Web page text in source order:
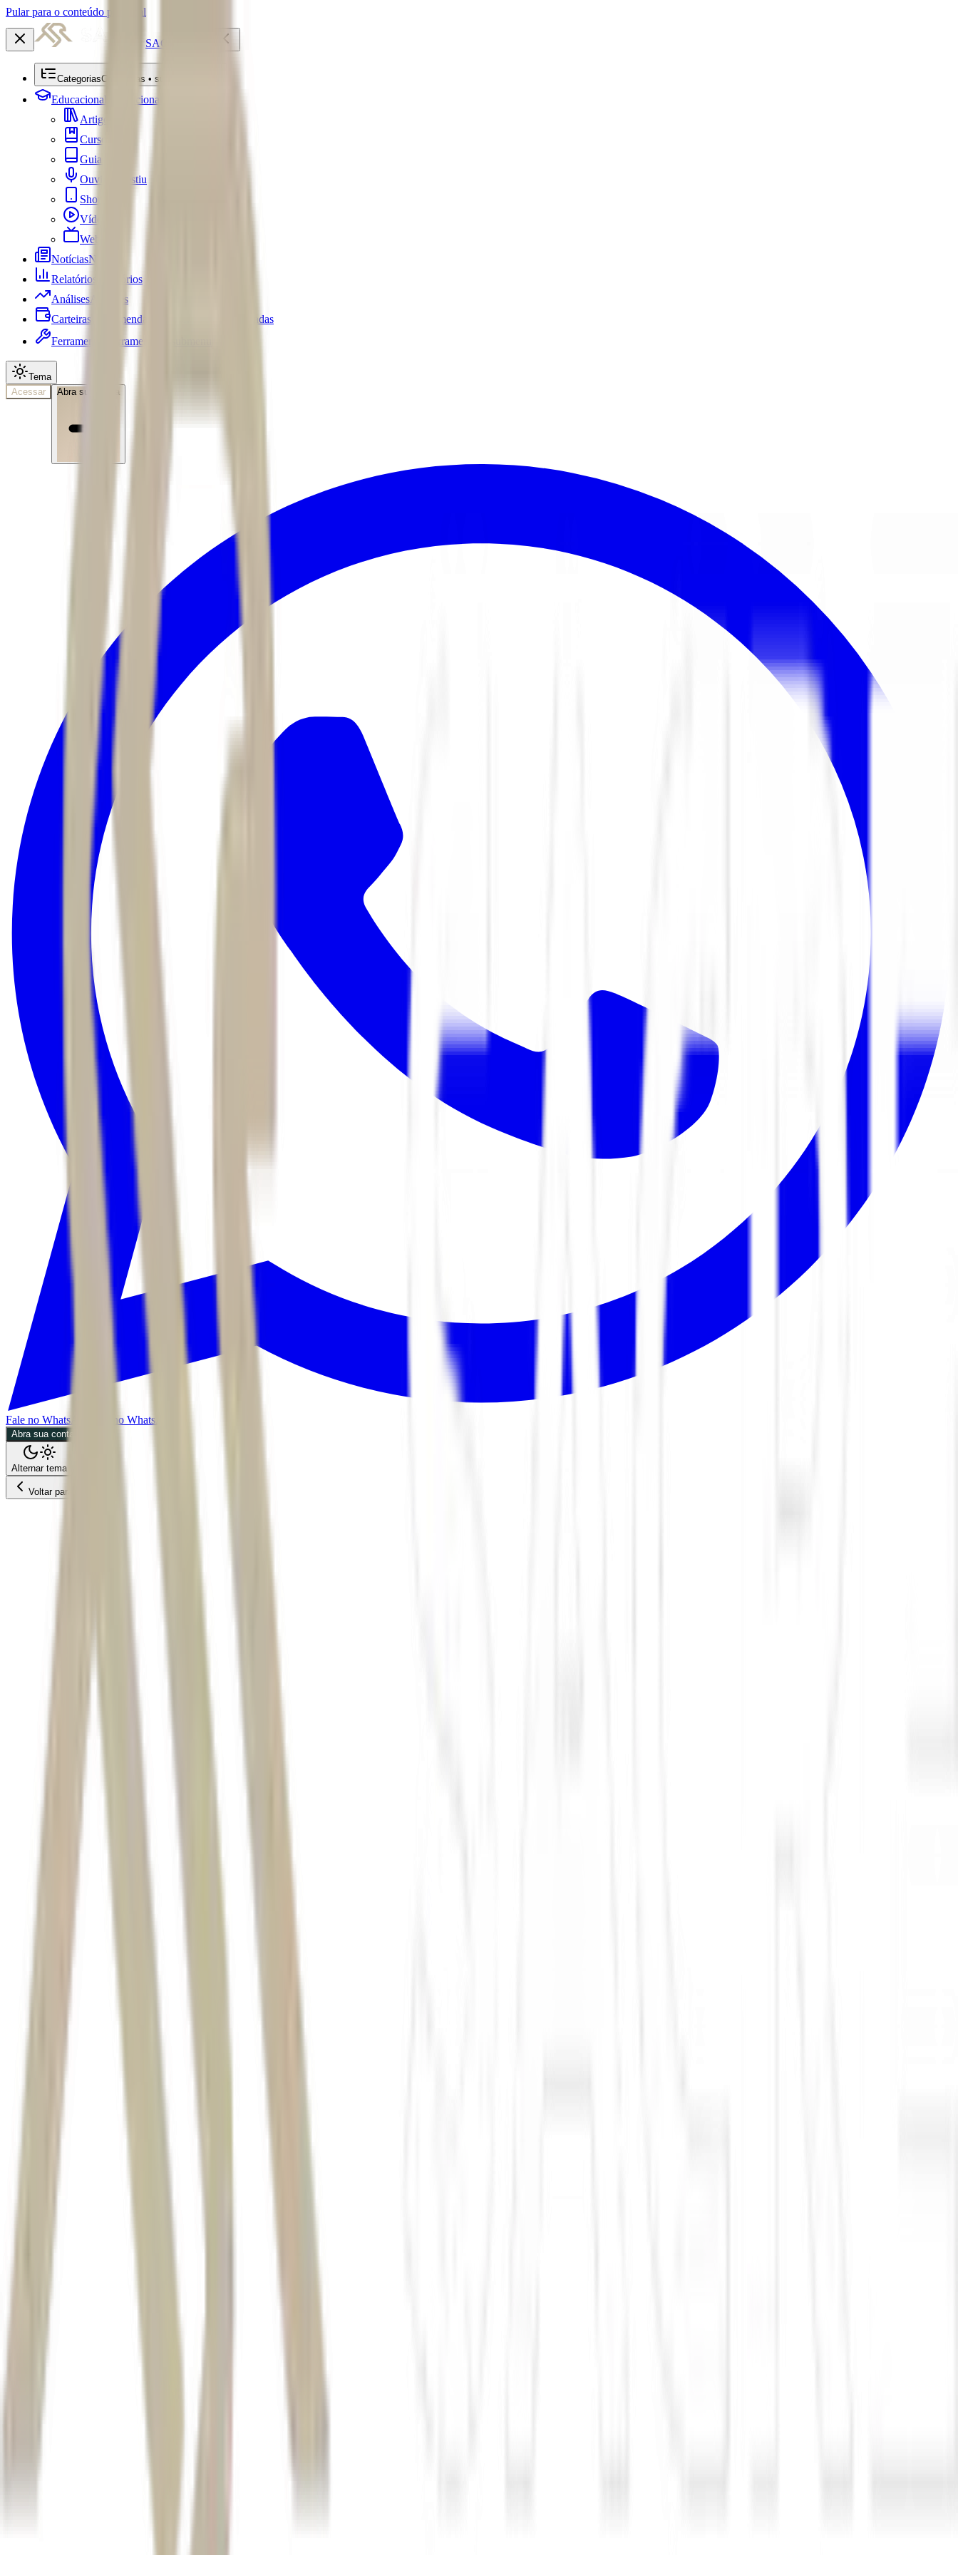
Pular para o conteúdo principal
SACRE
CategoriasCategorias • submenu
Educacional
Educacional
Artigos
Cursos
Guias
Ouviu Investiu
Shorts
Vídeos
Webséries
NotíciasNotícias
Relatórios
Relatórios
Análises Análises
Carteiras Recomendadas
Carteiras Recomendadas
Ferramentas
Ferramentas • submenu
Tema
Acessar
Abra sua conta
Fale no WhatsApp Fale no WhatsApp
Abra sua conta
Alternar tema
Voltar para o Feed